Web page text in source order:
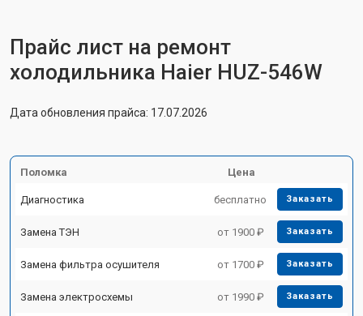
Прайс лист на ремонт
холодильника Haier HUZ-546W
Дата обновления прайса: 17.07.2026
Поломка Цена
Диагностика бесплатно Заказать
Замена ТЭН от 1900 ₽ Заказать
Замена фильтра осушителя от 1700 ₽ Заказать
Замена электросхемы от 1990 ₽ Заказать